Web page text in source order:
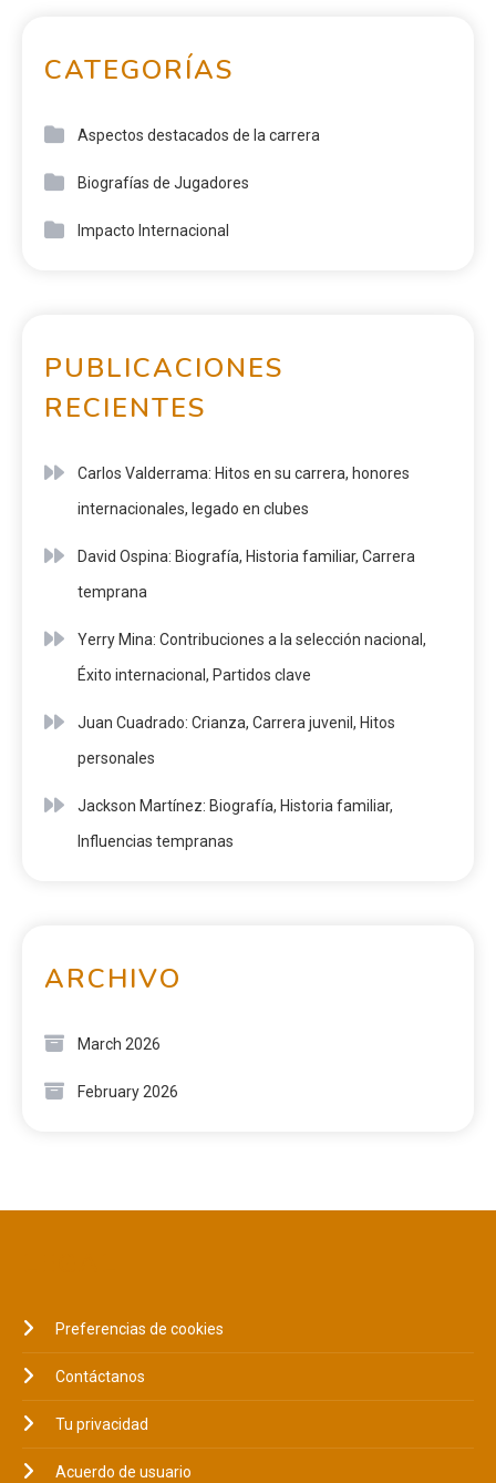
CATEGORÍAS
Aspectos destacados de la carrera
Biografías de Jugadores
Impacto Internacional
PUBLICACIONES
RECIENTES
Carlos Valderrama: Hitos en su carrera, honores
internacionales, legado en clubes
David Ospina: Biografía, Historia familiar, Carrera
temprana
Yerry Mina: Contribuciones a la selección nacional,
Éxito internacional, Partidos clave
Juan Cuadrado: Crianza, Carrera juvenil, Hitos
personales
Jackson Martínez: Biografía, Historia familiar,
Influencias tempranas
ARCHIVO
March 2026
February 2026
Preferencias de cookies
Contáctanos
Tu privacidad
Acuerdo de usuario